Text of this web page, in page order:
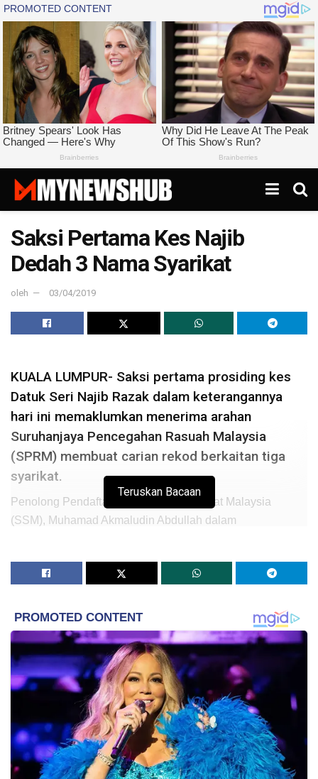
Saksi Pertama Kes Najib
Dedah 3 Nama Syarikat
oleh 03/04/2019
KUALA LUMPUR- Saksi pertama prosiding kes
Datuk Seri Najib Razak dalam keterangannya
hari ini memaklumkan menerima arahan
Suruhanjaya Pencegahan Rasuah Malaysia
(SPRM) membuat carian rekod berkaitan tiga
syarikat.
Penolong Pendaftar Suruhanjaya Syarikat Malaysia
(SSM), Muhamad Akmaludin Abdullah dalam
Ihsan Perdana Sdn. Bhd.
Bhd., Gandingan Mentari Sdn. Bhd. dan Ihsan Perdana
Sdn. Bhd. berdaftar dengan SSM.
Ketiga-tiga syarikat tersebut menjalankan jenis perniagaan
berhad dengan diterajui sekurang-kurangnya dua individu
sebagai pengarah. – MalaysiaGazette
Teruskan Bacaan